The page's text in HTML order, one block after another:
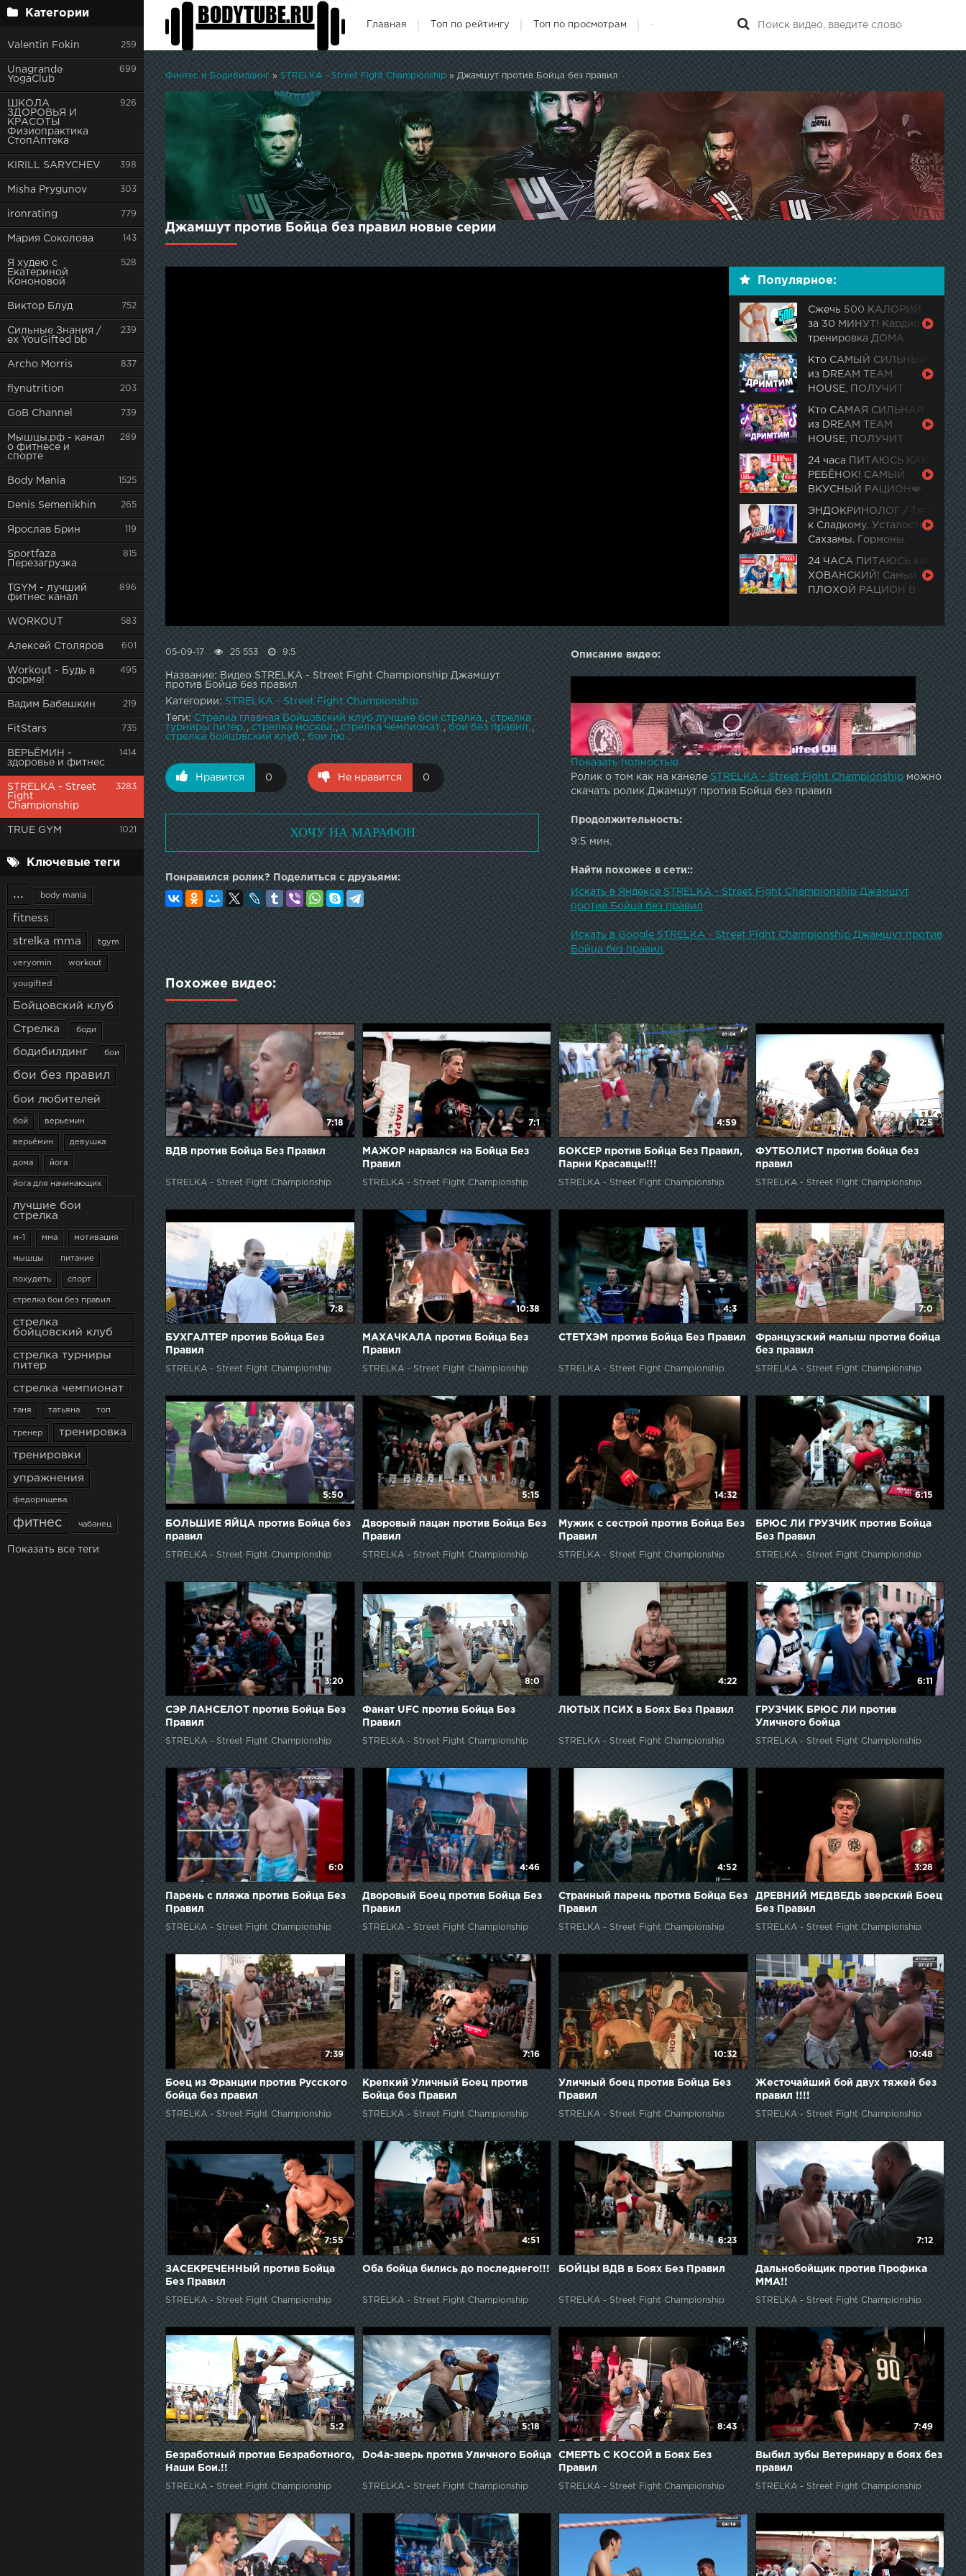
Категории
Valentin Fokin 259
Unagrande
YogaClub
699
ШКОЛА
ЗДОРОВЬЯ И
КРАСОТЫ
Физиопрактика
СтопАптека
926
KIRILL SARYCHEV 398
Misha Prygunov 303
ironrating 779
Мария Соколова 143
Я худею с
Екатериной
Кононовой
528
Виктор Блуд 752
Сильные Знания /
ex YouGifted bb
239
Archo Morris 837
flynutrition 203
GoB Channel 739
Мышцы.рф - канал
о фитнесе и
спорте
289
Body Mania 1525
Denis Semenikhin 265
Ярослав Брин 119
Sportfaza
Перезагрузка
815
TGYM - лучший
фитнес канал
896
WORKOUT 583
Алексей Столяров 601
Workout - Будь в
форме!
495
Вадим Бабешкин 219
FitStars 735
ВЕРЬЁМИН -
здоровье и фитнес
1414
STRELKA - Street
Fight
Championship
3283
TRUE GYM 1021
Ключевые теги
... body mania
fitness
strelka mma tgym
veryomin workout
yougifted
Бойцовский клуб
Стрелка боди
бодибилдинг бои
бои без правил
бои любителей
бой верьемин
верьёмин девушка
дома йога
йога для начинающих
лучшие бои
стрелка
м-1 мма мотивация
мышцы питание
похудеть спорт
стрелка бои без правил
стрелка
бойцовский клуб
стрелка турниры
питер
стрелка чемпионат
таня татьяна топ
тренер тренировка
тренировки
упражнения
федорищева
фитнес чабанец
Показать все теги
Главная Топ по рейтингу Топ по просмотрам -
Финтес и Бодибилдинг »STRELKA - Street Fight Championship» Джамшут против Бойца без правил
Джамшут против Бойца без правил новые серии
Популярное:
Сжечь 500 КАЛОРИЙ
за 30 МИНУТ! Кардио
тренировка ДОМА
Кто САМЫЙ СИЛЬНЫЙ
из DREAM TEAM
HOUSE, ПОЛУЧИТ
Кто САМАЯ СИЛЬНАЯ
из DREAM TEAM
HOUSE, ПОЛУЧИТ
24 часа ПИТАЮСЬ КАК
РЕБЁНОК! САМЫЙ
ВКУСНЫЙ РАЦИОН❤️
ЭНДОКРИНОЛОГ / Тяга
к Сладкому. Усталость.
Сахзамы. Гормоны.
24 ЧАСА ПИТАЮСЬ как
ХОВАНСКИЙ! Самый
ПЛОХОЙ РАЦИОН В
Описание видео:
Весь
бой один долгий захват шеи.Gorilla energy drink - официальный
напиток чемпионата СТРЕЛКА Официальная Бритва чемпионата
СТРЕЛКА Главный портал чемпионата СТРЕЛКА Вконтакте:
Спортфайтер
Показать полностью
Ролик о том как на канелеSTRELKA - Street Fight Championshipможно
скачать ролик Джамшут против Бойца без правил
Продолжительность:
9:5 мин.
Найти похожее в сети::
Искать в Яндексе STRELKA - Street Fight Championship Джамшут
против Бойца без правил
Искать в Google STRELKA - Street Fight Championship Джамшут против
Бойца без правил
05-09-17 25 553 9:5
Название: Видео STRELKA - Street Fight Championship Джамшут
против Бойца без правил
Категории:STRELKA - Street Fight Championship
Теги: Стрелка главная Бойцовский клуб лучшие бои стрелка ,стрелка
турниры питер ,стрелка москва ,стрелка чемпионат ,бои без правил ,
стрелка бойцовский клуб , бои лю...
Нравится 0 Не нравится 0
ХОЧУ НА МАРАФОН
Понравился ролик? Поделиться с друзьями:
Похожее видео:
7:18
ВДВ против Бойца Без Правил
STRELKA - Street Fight Championship
7:1
МАЖОР нарвался на Бойца Без
Правил
STRELKA - Street Fight Championship
4:59
БОКСЕР против Бойца Без Правил,
Парни Красавцы!!!
STRELKA - Street Fight Championship
12:5
ФУТБОЛИСТ против бойца без
правил
STRELKA - Street Fight Championship
7:8
БУХГАЛТЕР против Бойца Без
Правил
STRELKA - Street Fight Championship
10:38
МАХАЧКАЛА против Бойца Без
Правил
STRELKA - Street Fight Championship
4:3
СТЕТХЭМ против Бойца Без Правил
STRELKA - Street Fight Championship
7:0
Французский малыш против бойца
без правил
STRELKA - Street Fight Championship
5:50
БОЛЬШИЕ ЯЙЦА против Бойца без
правил
STRELKA - Street Fight Championship
5:15
Дворовый пацан против Бойца Без
Правил
STRELKA - Street Fight Championship
14:32
Мужик с сестрой против Бойца Без
Правил
STRELKA - Street Fight Championship
6:15
БРЮС ЛИ ГРУЗЧИК против Бойца
Без Правил
STRELKA - Street Fight Championship
3:20
СЭР ЛАНСЕЛОТ против Бойца Без
Правил
STRELKA - Street Fight Championship
8:0
Фанат UFC против Бойца Без
Правил
STRELKA - Street Fight Championship
4:22
ЛЮТЫХ ПСИХ в Боях Без Правил
STRELKA - Street Fight Championship
6:11
ГРУЗЧИК БРЮС ЛИ против
Уличного бойца
STRELKA - Street Fight Championship
6:0
Парень с пляжа против Бойца Без
Правил
STRELKA - Street Fight Championship
4:46
Дворовый Боец против Бойца Без
Правил
STRELKA - Street Fight Championship
4:52
Странный парень против Бойца Без
Правил
STRELKA - Street Fight Championship
3:28
ДРЕВНИЙ МЕДВЕДЬ зверский Боец
Без Правил
STRELKA - Street Fight Championship
7:39
Боец из Франции против Русского
бойца без правил
STRELKA - Street Fight Championship
7:16
Крепкий Уличный Боец против
Бойца без Правил
STRELKA - Street Fight Championship
10:32
Уличный боец против Бойца Без
Правил
STRELKA - Street Fight Championship
10:48
Жесточайший бой двух тяжей без
правил !!!!
STRELKA - Street Fight Championship
7:55
ЗАСЕКРЕЧЕННЫЙ против Бойца
Без Правил
STRELKA - Street Fight Championship
4:51
Оба бойца бились до последнего!!!
STRELKA - Street Fight Championship
6:23
БОЙЦЫ ВДВ в Боях Без Правил
STRELKA - Street Fight Championship
7:12
Дальнобойщик против Профика
ММА!!
STRELKA - Street Fight Championship
5:2
Безработный против Безработного,
Наши Бои.!!
STRELKA - Street Fight Championship
5:18
Do4a-зверь против Уличного Бойца
STRELKA - Street Fight Championship
8:43
СМЕРТЬ С КОСОЙ в Боях Без
Правил
STRELKA - Street Fight Championship
7:49
Выбил зубы Ветеринару в боях без
правил
STRELKA - Street Fight Championship